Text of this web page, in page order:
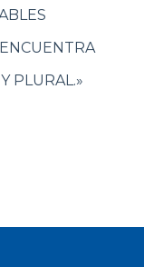
PLURAL.»